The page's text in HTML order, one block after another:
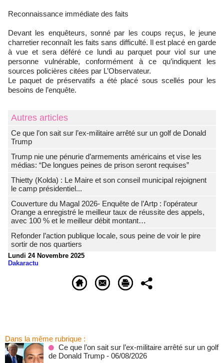
Reconnaissance immédiate des faits
Devant les enquêteurs, sonné par les coups reçus, le jeune
charretier reconnaît les faits sans difficulté. Il est placé en garde
à vue et sera déféré ce lundi au parquet pour viol sur une
personne vulnérable, conformément à ce qu’indiquent les
sources policières citées par L’Observateur.
Le paquet de préservatifs a été placé sous scellés pour les
besoins de l’enquête.
Autres articles
Ce que l’on sait sur l’ex-militaire arrêté sur un golf de Donald
Trump
Trump nie une pénurie d’armements américains et vise les
médias: “De longues peines de prison seront requises”
‎Thietty (Kolda) : Le Maire et son conseil municipal rejoignent
le camp présidentiel...
Couverture du Magal 2026- Enquête de l’Artp : l’opérateur
Orange a enregistré le meilleur taux de réussite des appels,
avec 100 % et le meilleur débit montant…
Refonder l’action publique locale, sous peine de voir le pire
sortir de nos quartiers
Lundi 24 Novembre 2025
Dakaractu
Dans la même rubrique :
Ce que l’on sait sur l’ex-militaire arrêté sur un golf
de Donald Trump - 06/08/2026